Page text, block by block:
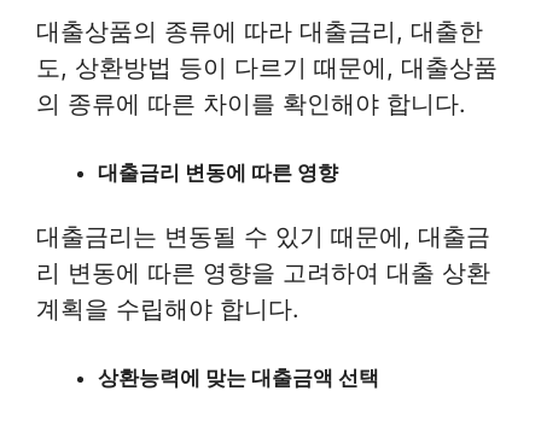
대출상품의 종류에 따라 대출금리, 대출한
도, 상환방법 등이 다르기 때문에, 대출상품
의 종류에 따른 차이를 확인해야 합니다.
대출금리 변동에 따른 영향
대출금리는 변동될 수 있기 때문에, 대출금
리 변동에 따른 영향을 고려하여 대출 상환
계획을 수립해야 합니다.
상환능력에 맞는 대출금액 선택